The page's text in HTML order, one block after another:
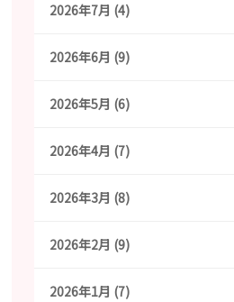
2026年7月 (4)
2026年6月 (9)
2026年5月 (6)
2026年4月 (7)
2026年3月 (8)
2026年2月 (9)
2026年1月 (7)